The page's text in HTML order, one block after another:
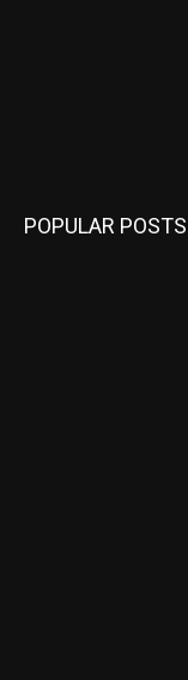
POPULAR POSTS